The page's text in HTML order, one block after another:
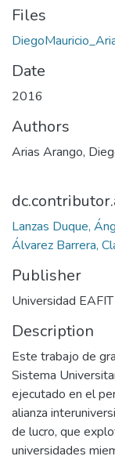
Files
Date
2016
Authors
Arias Arango,
Lanzas Duque,
Álvarez Barrera,
Publisher
Universidad EAFIT
Description
Este trabajo de
Sistema
ejecutado en el
alianza
de lucro, que
universidades